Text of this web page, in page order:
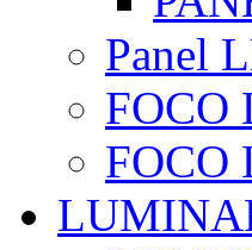
Panel
FOCO
FOCO